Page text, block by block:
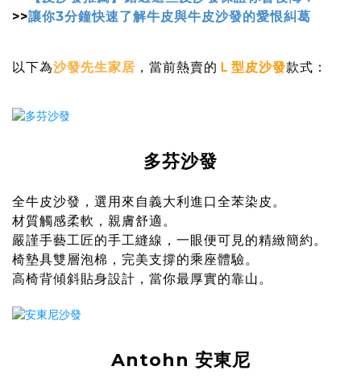
>>讓你3分鐘快速了解牛皮與牛皮沙發的愛恨糾葛
以下為沙發先生家居 ，當前熱賣的 Ｌ型皮沙發款式：
多芬沙發
全牛皮沙發，選用來自義大利進口全苯染皮。
材質觸感柔軟，親膚舒適。
嚴謹手藝工匠的手工縫線，一眼便可見的精緻簡約。
椅墊具雙層泡棉，完美支撐的乘座體驗。
高椅背傾斜貼身設計，當你最厚實的靠山。
Antohn 安東尼